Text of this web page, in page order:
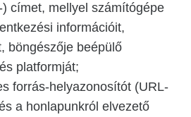
címet, mellyel számítógépe
információit,
böngészője beépülő
platformját;
forrás-helyazonosítót (URL-
a honlapunkról elvezető